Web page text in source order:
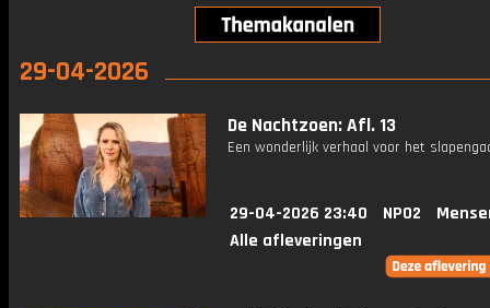
29-04-2026
De Nachtzoen: Afl. 13
Een wonderlijk verhaal voor het
29-04-2026 23:40 NPO2
Alle afleveringen